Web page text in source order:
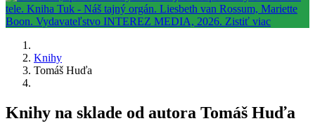
Knihy
Tomáš Huďa
Knihy na sklade od autora Tomáš Huďa